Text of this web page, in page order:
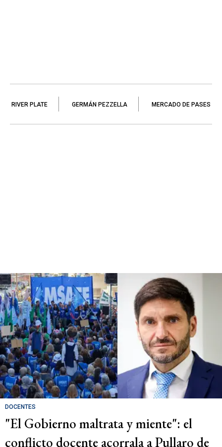
RIVER PLATE GERMÁN PEZZELLA MERCADO DE PASES
DOCENTES
"El Gobierno maltrata y miente": el
conflicto docente acorrala a Pullaro de